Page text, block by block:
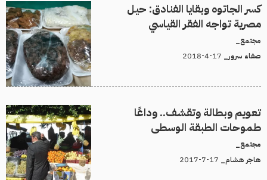
كسر الجاتوه وبقايا الفنادق: حيل
مصرية تواجه الفقر القياسي
مجتمع_
صفاء سرور_
تعويم وبطالة وتقشف.. وداعًا
طموحات الطبقة الوسطى
مجتمع_
هاجر هشام_